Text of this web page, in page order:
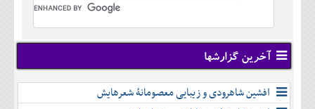
دی
بهمن
اسفند
آبان
آذر
دی
بهمن
اسفند
شهريور
مهر
آبان
آذر
دی
تير
مرداد
شهريور
مهر
آبان
آخرین گزارشها
افشین شاهرودی و زیبایی معصومانۀ شعرهایش